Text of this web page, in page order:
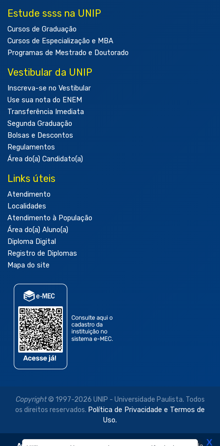
Estude ssss na UNIP
Cursos de Graduação
Cursos de Especialização e MBA
Programas de Mestrado e Doutorado
Vestibular da UNIP
Inscreva-se no Vestibular
Use sua nota do ENEM
Transferência Imediata
Segunda Graduação
Bolsas e Descontos
Regulamentos
Área do(a) Candidato(a)
Links úteis
Atendimento
Localidades
Atendimento à População
Área do(a) Aluno(a)
Diploma Digital
Registro de Diplomas
Mapa do site
Copyright© 1997-2026 UNIP - Universidade Paulista. Todos
os direitos reservados. Política de Privacidade e Termos de
Uso.
X